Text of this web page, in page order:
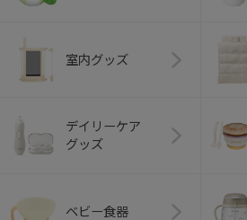
室内グッズ
デイリーケア
グッズ
ベビー食器